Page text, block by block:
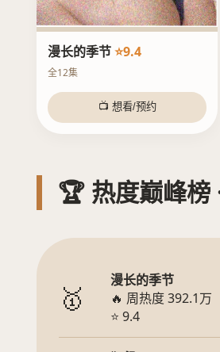
漫长的季节⭐9.4
全12集
📺 想看/预约
🏆 热度巅峰榜
🥇
漫长的季节
🔥 周热度 392.1万
⭐ 9.4